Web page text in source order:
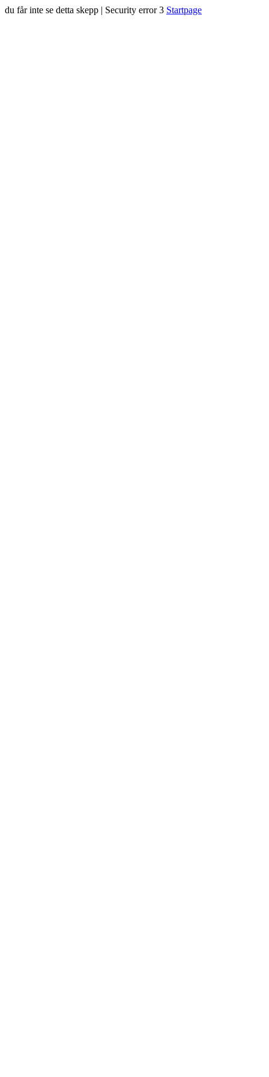
du får inte se detta skepp | Security error 3 Startpage